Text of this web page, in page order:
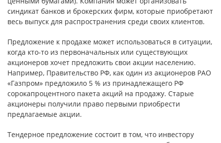
синдикат банков и брокерских фирм, которые приобретают
весь выпуск для распространения среди своих клиентов.
Предложение к продаже может использоваться в ситуации,
когда кто-то из первоначальных или существующих
акционеров хочет предложить свои акции населению.
Например, Правительство РФ, как один из акционеров РАО
«Газпром» предложило 5 % из принадлежащего РФ
сорокапроцентного пакета акций на продажу. Старые
акционеры получили право первыми приобрести
предлагаемые акции.
Тендерное предложение состоит в том, что инвестору